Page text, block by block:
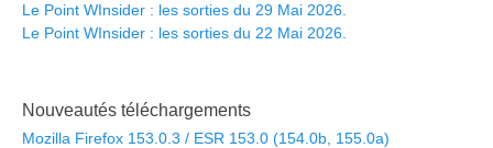
Le Point WInsider : les sorties du 29 Mai 2026.
Le Point WInsider : les sorties du 22 Mai 2026.
Nouveautés téléchargements
Mozilla Firefox 153.0.3 / ESR 153.0 (154.0b, 155.0a)